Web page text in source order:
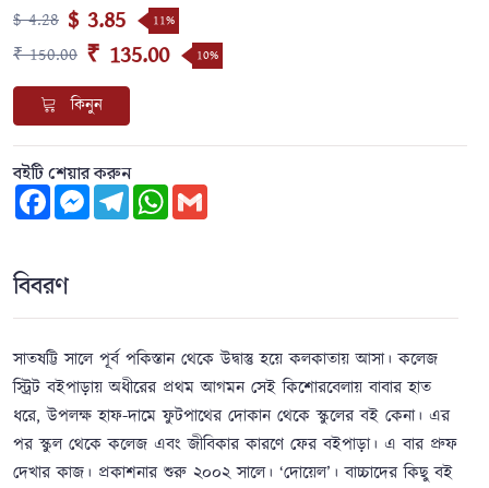
$ 4.28 $ 3.85 11%
₹ 150.00 ₹ 135.00 10%
কিনুন
বইটি শেয়ার করুন
FacebookMessengerTelegramWhatsApp
বিবরণ
সাতষট্টি সালে পূর্ব পকিস্তান থেকে উদ্বাস্তু হয়ে কলকাতায় আসা। কলেজ
স্ট্রিট বইপাড়ায় অধীরের প্রথম আগমন সেই কিশোরবেলায় বাবার হাত
ধরে, উপলক্ষ হাফ-দামে ফুটপাথের দোকান থেকে স্কুলের বই কেনা। এর
পর স্কুল থেকে কলেজ এবং জীবিকার কারণে ফের বইপাড়া। এ বার প্রুফ
দেখার কাজ। প্রকাশনার শুরু ২০০২ সালে। ‘দোয়েল’। বাচ্চাদের কিছু বই